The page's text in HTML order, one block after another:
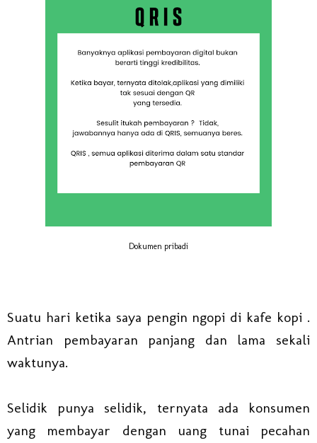
Dokumen pribadi
Suatu hari ketika saya pengin ngopi di kafe kopi .
Antrian pembayaran panjang dan lama sekali
waktunya.
Selidik punya selidik, ternyata ada konsumen
yang membayar dengan uang tunai pecahan